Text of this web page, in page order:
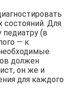
состояний. Для
педиатру (в
— к
должен
он же и
для каждого